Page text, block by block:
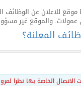
للاعلان عن الوظائف
عمولات. والموقع غير
المعلنة؟
لمرور اكثر من 30 يوم منذ نشر هذا